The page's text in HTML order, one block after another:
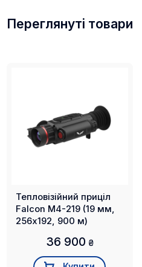
- адаптер кабеля живлення
Переглянуті товари
Тепловізійний приціл
Falcon M4-219 (19 мм,
256х192, 900 м)
36 900 ₴